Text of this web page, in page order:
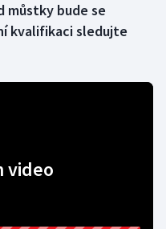
můstky bude se
kvalifikaci sledujte
video